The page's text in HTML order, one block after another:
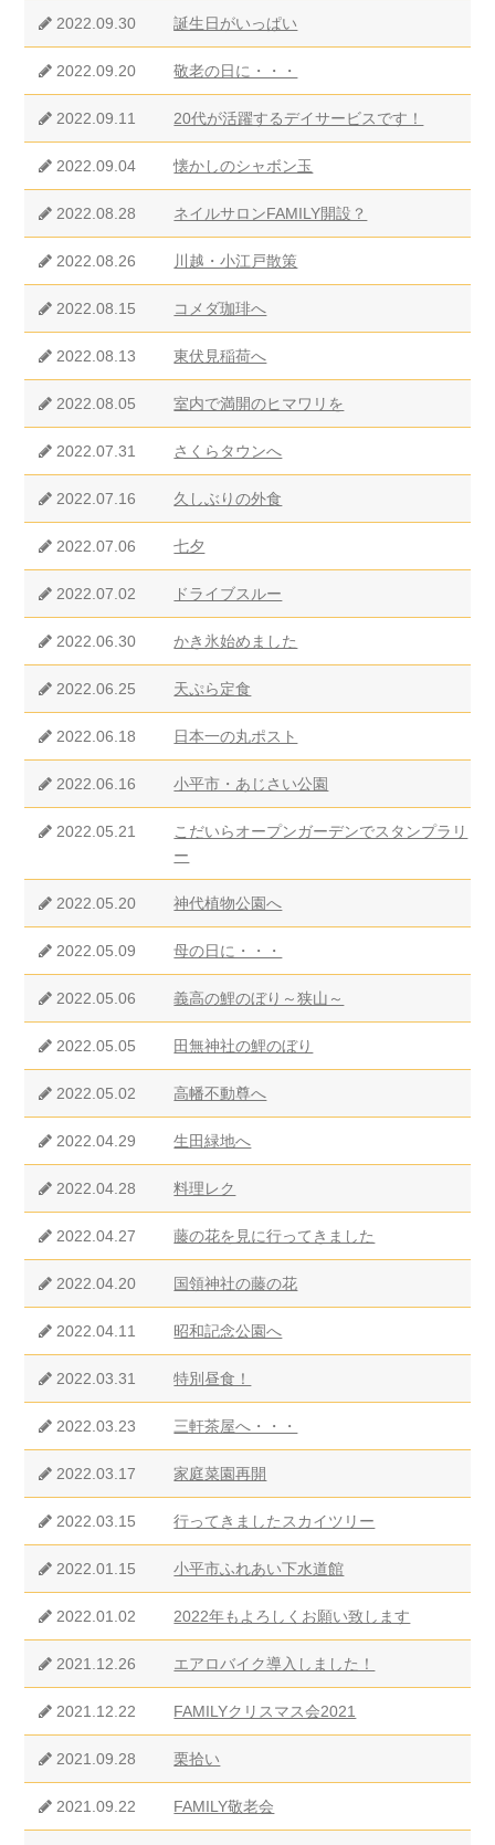
2022.09.30 誕生日がいっぱい
2022.09.20 敬老の日に・・・
2022.09.11 20代が活躍するデイサービスです！
2022.09.04 懐かしのシャボン玉
2022.08.28 ネイルサロンFAMILY開設？
2022.08.26 川越・小江戸散策
2022.08.15 コメダ珈琲へ
2022.08.13 東伏見稲荷へ
2022.08.05 室内で満開のヒマワリを
2022.07.31 さくらタウンへ
2022.07.16 久しぶりの外食
2022.07.06 七夕
2022.07.02 ドライブスルー
2022.06.30 かき氷始めました
2022.06.25 天ぷら定食
2022.06.18 日本一の丸ポスト
2022.06.16 小平市・あじさい公園
2022.05.21
こだいらオープンガーデンでスタンプラリ
ー
2022.05.20 神代植物公園へ
2022.05.09 母の日に・・・
2022.05.06 義高の鯉のぼり～狭山～
2022.05.05 田無神社の鯉のぼり
2022.05.02 高幡不動尊へ
2022.04.29 生田緑地へ
2022.04.28 料理レク
2022.04.27 藤の花を見に行ってきました
2022.04.20 国領神社の藤の花
2022.04.11 昭和記念公園へ
2022.03.31 特別昼食！
2022.03.23 三軒茶屋へ・・・
2022.03.17 家庭菜園再開
2022.03.15 行ってきましたスカイツリー
2022.01.15 小平市ふれあい下水道館
2022.01.02 2022年もよろしくお願い致します
2021.12.26 エアロバイク導入しました！
2021.12.22 FAMILYクリスマス会2021
2021.09.28 栗拾い
2021.09.22 FAMILY敬老会